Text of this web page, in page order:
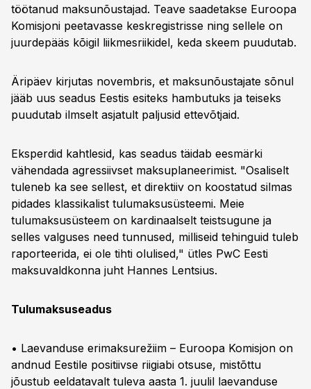
töötanud maksunõustajad. Teave saadetakse Euroopa
Komisjoni peetavasse keskregistrisse ning sellele on
juurdepääs kõigil liikmesriikidel, keda skeem puudutab.
Äripäev kirjutas novembris, et maksunõustajate sõnul
jääb uus seadus Eestis esiteks hambutuks ja teiseks
puudutab ilmselt asjatult paljusid ettevõtjaid.
Eksperdid kahtlesid, kas seadus täidab eesmärki
vähendada agressiivset maksuplaneerimist. "Osaliselt
tuleneb ka see sellest, et direktiiv on koostatud silmas
pidades klassikalist tulumaksusüsteemi. Meie
tulumaksusüsteem on kardinaalselt teistsugune ja
selles valguses need tunnused, milliseid tehinguid tuleb
raporteerida, ei ole tihti olulised," ütles PwC Eesti
maksuvaldkonna juht Hannes Lentsius.
Tulumaksuseadus
• Laevanduse erimaksurežiim – Euroopa Komisjon on
andnud Eestile positiivse riigiabi otsuse, mistõttu
jõustub eeldatavalt tuleva aasta 1. juulil laevanduse